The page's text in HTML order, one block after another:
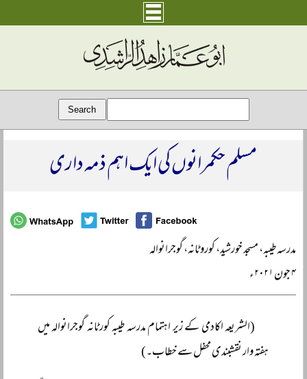
مسلم حکمرانوں کی ایک اہم ذمہ داری
مدرسہ طیبہ، مسجد خورشید، کوروٹانہ، گوجرانوالہ
۴ جون ۲۰۲۱ء
(الشریعہ اکادمی کے زیر اہتمام مدرسہ طیبہ کورٹانہ گوجرانوالہ میں
ہفتہ وار نقشبندی محفل سے خطاب۔)